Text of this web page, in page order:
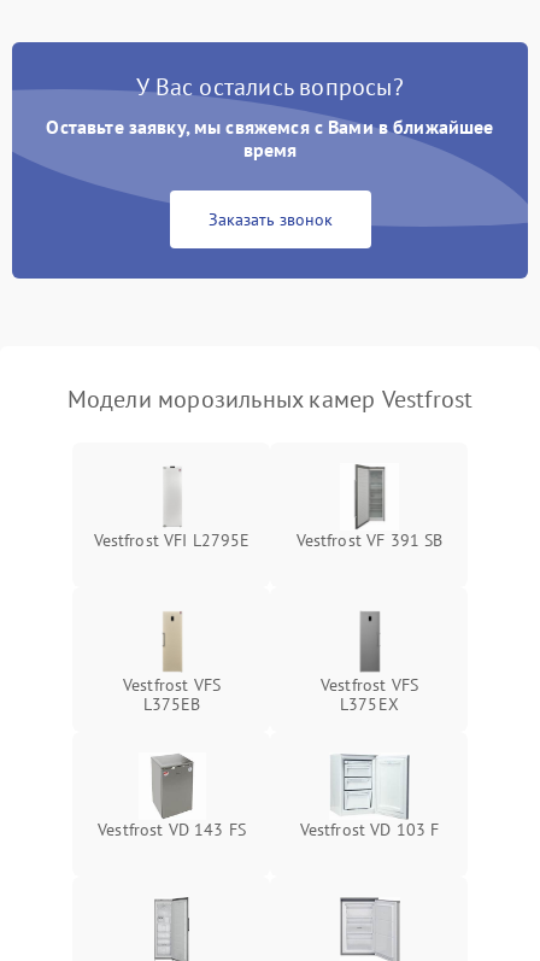
У Вас остались вопросы?
Оставьте заявку, мы свяжемся с Вами в ближайшее
время
Заказать звонок
Модели морозильных камер Vestfrost
Vestfrost VFI L2795E Vestfrost VF 391 SB
Vestfrost VFS
L375EB
Vestfrost VFS
L375EX
Vestfrost VD 143 FS Vestfrost VD 103 F